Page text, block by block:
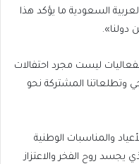
السعودية ما يؤكد هذا
دولنا».
ليست مجرد احتفالات
وتطلعاتنا المشتركة نحو
والمناسبات الوطنية
روح الفخر والاعتزاز